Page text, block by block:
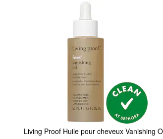
Living Proof Huile pour cheveux Vanishing